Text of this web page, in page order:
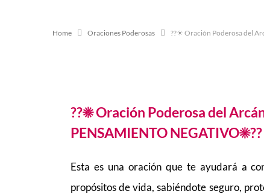
Home Oraciones Poderosas ??☀ Oración Poderosa del
??☀ Oración Poderosa del
PENSAMIENTO NEGATIVO☀??
Esta es una oración que te ayudará a
propósitos de vida, sabiéndote seguro,